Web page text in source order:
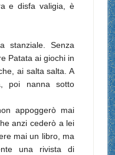
e disfa valigia, è
stanziale. Senza
Patata ai giochi in
ai salta salta. A
poi nanna sotto
appoggerò mai
anzi cederò a lei
mai un libro, ma
una rivista di